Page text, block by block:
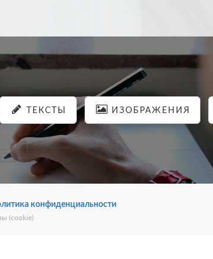
ТЕКСТЫ ИЗОБРАЖЕНИЯ
конфиденциальности
(cookie)